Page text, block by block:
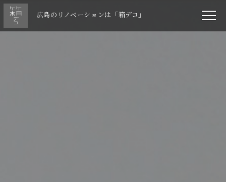
広島のリノベーションは「箱デコ」